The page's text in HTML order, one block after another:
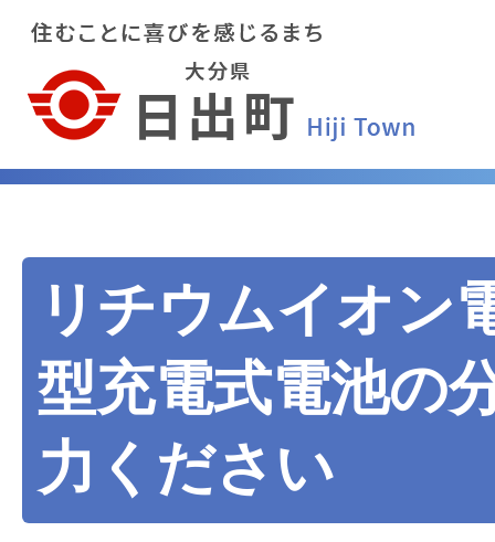
リチウムイオン
型充電式電池の
力ください